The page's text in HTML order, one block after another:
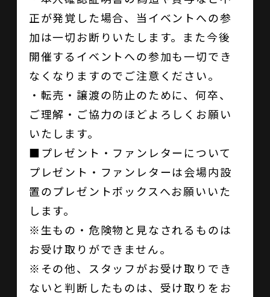
正が発覚した場合、当イベントへの参
加は一切お断りいたします。また今後
開催するイベントへの参加も一切でき
なくなりますのでご注意ください。
・転売・譲渡の防止のために、何卒、
ご理解・ご協力のほどよろしくお願い
いたします。
■プレゼント・ファンレターについて
プレゼント・ファンレターは会場内設
置のプレゼントボックスへお願いいた
します。
※生もの・危険物と見なされるものは
お受け取りができません。
※その他、スタッフがお受け取りでき
ないと判断したものは、受け取りをお